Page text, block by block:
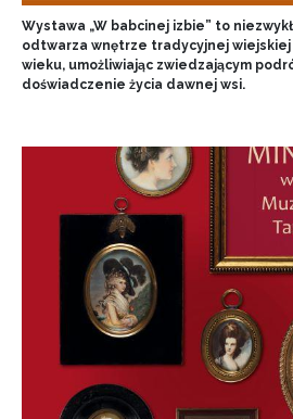
Wystawa „W babcinej izbie” to
odtwarza wnętrze tradycyjnej wiejskiej
wieku, umożliwiając zwiedzającym
doświadczenie życia dawnej wsi.